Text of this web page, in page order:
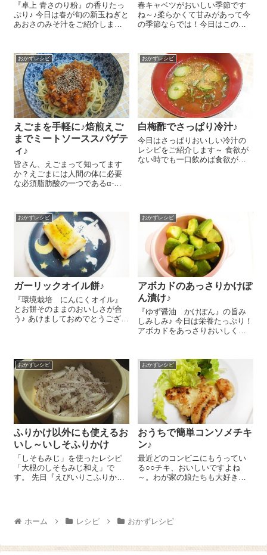
『卓上 青さのり粉』の香りたっ
ぷり♪ 今日は春が旬の新玉ねぎと
あおさのみそ汁をご紹介しま～
入れて火にかけ、新玉ねぎが柔
らかくなったらお味噌 大さじ2
を溶き...
春キャベツがおいしい季節です
ね～♪柔らかくて甘みがあって今
の季節ならでは！今日はこの春
春キャベツの葉 4枚は千切りに
して塩 小さじ1/2で塩もみして
15分ほど置いておきます。キ...
おかずレシピ
えごまを手軽に♪焙煎えご
までミートソーススパゲテ
ィ♪
皆さん、えごまって知ってます
か？えごまには人間の体に必要
な必須脂肪酸の一つであるα-リ
はリノール酸という脂肪酸が過
多な状態にあり、それが原因で
アレルギーを強めたり、血管の
疾患につなが...
おかずレシピ
白梅酢でさっぱり冷汁♪
今日はさっぱりおいしい冷汁の
レシピをご紹介します～ 食欲が
ない時でも一口飲めば食欲がわ
も簡...
おかずレシピ
ガーリックオイル餅♪
『環境栽培 にんにくオイル』
とお餅そのままのおいしさが合
う♪ あけましておめでとうござい
ブントース...
おかずレシピ
アボカドのあっさりかけぽ
ん漬け♪
『ゆず醤油 かけぽん』の旨み
しみしみ♪ 今日は栄養たっぷり！
アボカドをあっさりおいしく食
ま～す😉 アボカド 1個は皮を
むいて一口大に切ります。ビニ
ール袋にアボカ...
おかずレシピ
ふりかけ以外にも使えるお
いし～いしそふりかけ
「しそもみじ」を使ったレシピ
「大根のしそもみじ和え」で
す。 先日『えびいりこふりか
れは『しそもみじ』 ＼(^o^)／
この『しそもみじ』...
おかずレシピ
おうちで簡単コンソメチキ
ン♪
最近どのコンビニにもうってい
る○○チキ、おいしいですよね
～。わが家の娘たちも大好きで
けど、これもおいしいよ！と子
どもたちが言ってくれたので、
ホーム レシピ おかずレシピ